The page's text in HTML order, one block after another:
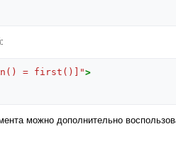
= first()]">
можно дополнительно